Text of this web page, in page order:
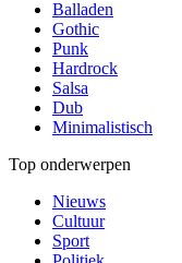
Balladen
Gothic
Punk
Hardrock
Salsa
Dub
Minimalistisch
Top onderwerpen
Nieuws
Cultuur
Sport